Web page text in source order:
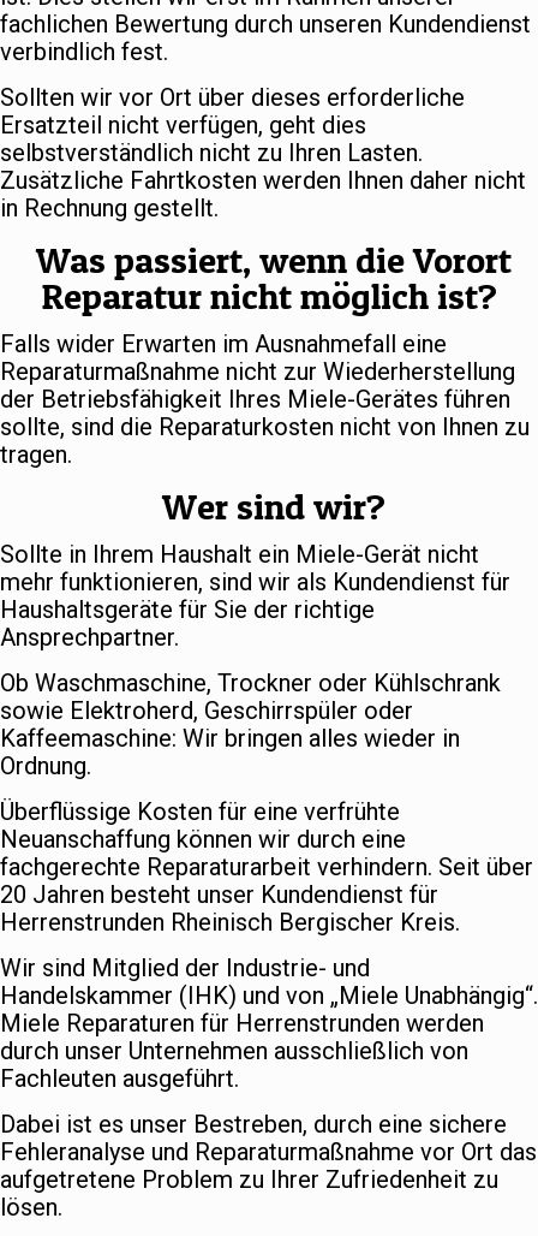
fachlichen Bewertung durch unseren Kundendienst
verbindlich fest.
Sollten wir vor Ort über dieses erforderliche
Ersatzteil nicht verfügen, geht dies
selbstverständlich nicht zu Ihren Lasten.
Zusätzliche Fahrtkosten werden Ihnen daher nicht
in Rechnung gestellt.
Was passiert, wenn die Vorort
Reparatur nicht möglich ist?
Falls wider Erwarten im Ausnahmefall eine
Reparaturmaßnahme nicht zur Wiederherstellung
der Betriebsfähigkeit Ihres Miele-Gerätes führen
sollte, sind die Reparaturkosten nicht von Ihnen zu
tragen.
Wer sind wir?
Sollte in Ihrem Haushalt ein Miele-Gerät nicht
mehr funktionieren, sind wir als Kundendienst für
Haushaltsgeräte für Sie der richtige
Ansprechpartner.
Ob Waschmaschine, Trockner oder Kühlschrank
sowie Elektroherd, Geschirrspüler oder
Kaffeemaschine: Wir bringen alles wieder in
Ordnung.
Überflüssige Kosten für eine verfrühte
Neuanschaffung können wir durch eine
fachgerechte Reparaturarbeit verhindern. Seit über
20 Jahren besteht unser Kundendienst für
Herrenstrunden Rheinisch Bergischer Kreis.
Wir sind Mitglied der Industrie- und
Handelskammer (IHK) und von „Miele Unabhängig“.
Miele Reparaturen für Herrenstrunden werden
durch unser Unternehmen ausschließlich von
Fachleuten ausgeführt.
Dabei ist es unser Bestreben, durch eine sichere
Fehleranalyse und Reparaturmaßnahme vor Ort das
aufgetretene Problem zu Ihrer Zufriedenheit zu
lösen.